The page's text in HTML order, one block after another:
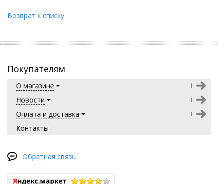
Возврат к списку
Покупателям
О магазине
Новости
Оплата и доставка
Контакты
Обратная связь